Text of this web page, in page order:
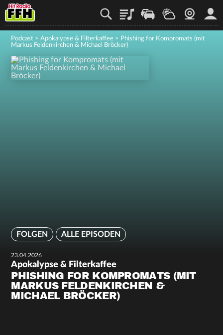
PlaylistStaupilotWetterWebcam
Podcast > Apokalypse & Filterkaffee > Phishing for Kompromats (mit
Markus Feldenkirchen & Michael Bröcker)
FOLGEN ALLE EPISODEN
23.04.2026
Apokalypse & Filterkaffee
PHISHING FOR KOMPROMATS (MIT
MARKUS FELDENKIRCHEN &
MICHAEL BRÖCKER)